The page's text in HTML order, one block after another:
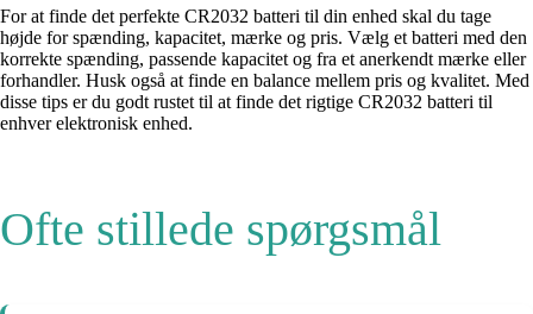
For at finde det perfekte CR2032 batteri til din enhed skal du tage
højde for spænding, kapacitet, mærke og pris. Vælg et batteri med den
korrekte spænding, passende kapacitet og fra et anerkendt mærke eller
forhandler. Husk også at finde en balance mellem pris og kvalitet. Med
disse tips er du godt rustet til at finde det rigtige CR2032 batteri til
enhver elektronisk enhed.
Ofte stillede spørgsmål